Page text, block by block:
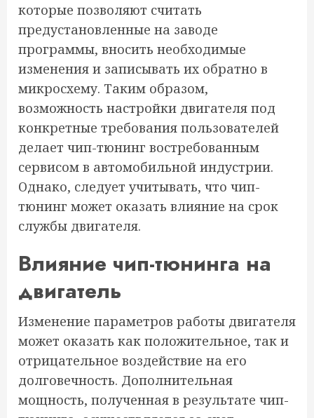
которые позволяют считать
предустановленные на заводе
программы, вносить необходимые
изменения и записывать их обратно в
микросхему. Таким образом,
возможность настройки двигателя под
конкретные требования пользователей
делает чип-тюнинг востребованным
сервисом в автомобильной индустрии.
Однако, следует учитывать, что чип-
тюнинг может оказать влияние на срок
службы двигателя.
Влияние чип-тюнинга на
двигатель
Изменение параметров работы двигателя
может оказать как положительное, так и
отрицательное воздействие на его
долговечность. Дополнительная
мощность, полученная в результате чип-